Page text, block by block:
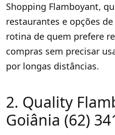
Shopping Flamboyant,
restaurantes e opções
rotina de quem prefere
compras sem precisar
por longas distâncias.
2. Quality
Goiânia (62)